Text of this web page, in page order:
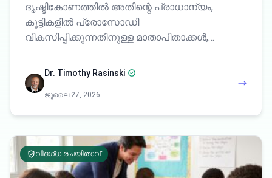
ദൃഷ്ടികോണത്തിൽ അതിന്റെ പ്രാധാന്യം,
കുട്ടികളിൽ പ്രോസോഡി
വികസിപ്പിക്കുന്നതിനുള്ള മാതാപിതാക്കൾ,…
Dr. Timothy Rasinski
ജൂലൈ 27, 2026
വിദഗ്ധ രചയിതാവ്